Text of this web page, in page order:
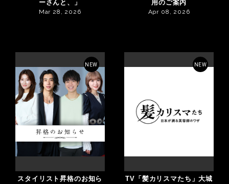
ーさんと、」
Mar 28, 2026
用のご案内
Apr 08, 2026
NEW
スタイリスト昇格のお知ら
NEW
TV「髪カリスマたち」大城